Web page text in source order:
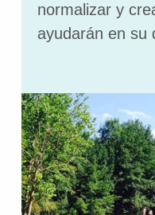
normalizar y
ayudarán en su